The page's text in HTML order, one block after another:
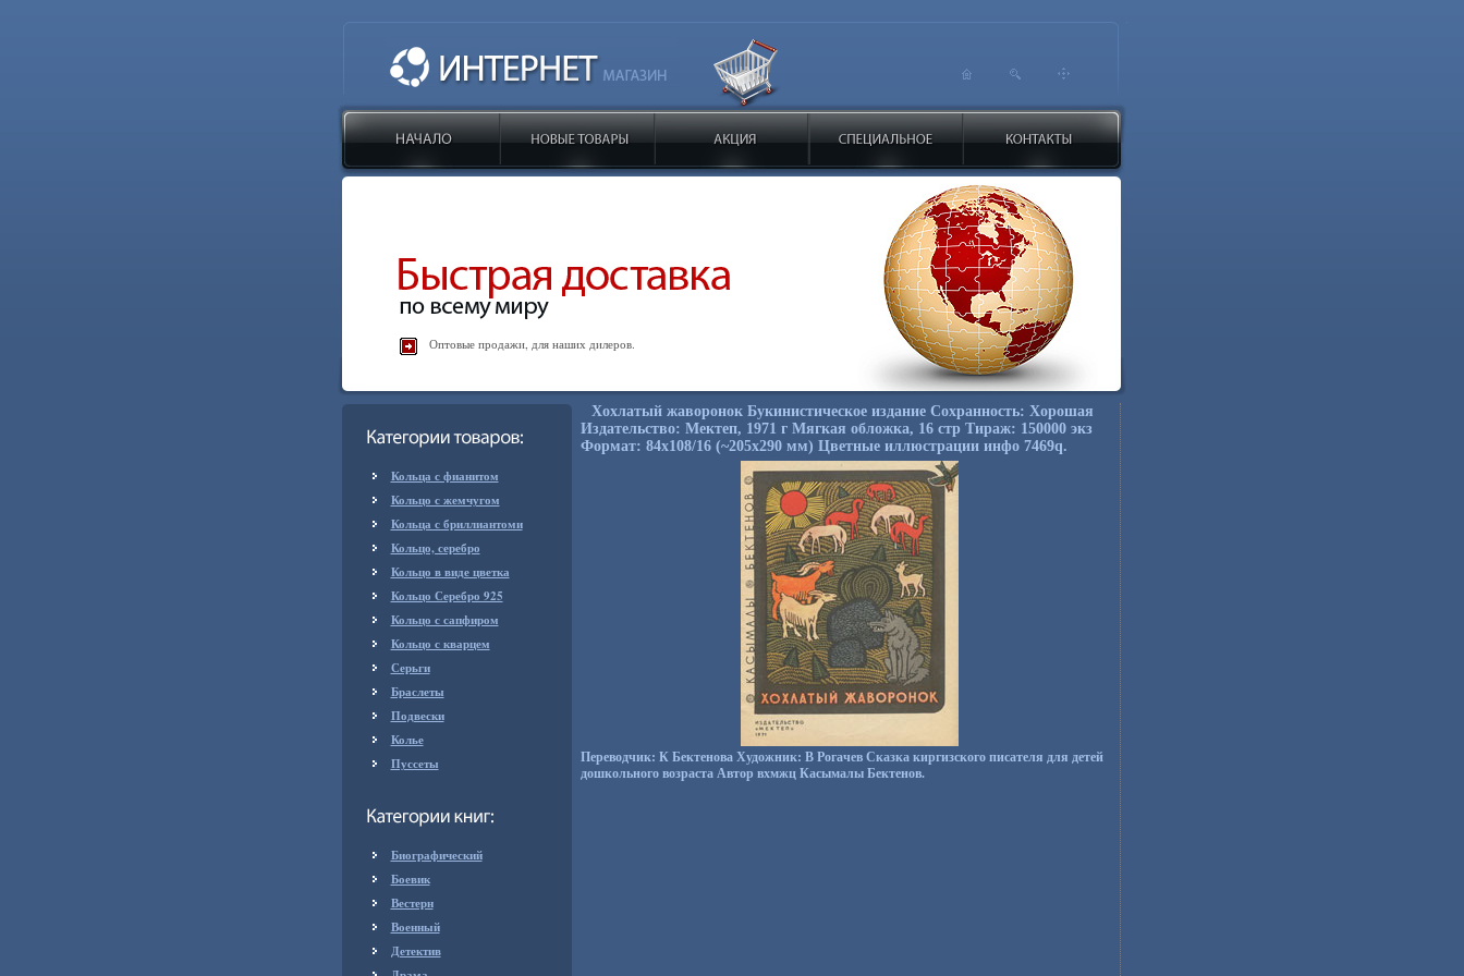
Оптовые продажи, для наших дилеров.
Кольца с фианитом
Кольцо с жемчугом
Кольца с бриллиантоми
Кольцо, серебро
Кольцо в виде цветка
Кольцо Серебро 925
Кольцо с сапфиром
Кольцо с кварцем
Серьги
Браслеты
Подвески
Колье
Пуссеты
Биографический
Боевик
Вестерн
Военный
Детектив
Хохлатый жаворонок Букинистическое издание Сохранность: Хорошая
Издательство: Мектеп, 1971 г Мягкая обложка, 16 стр Тираж: 150000 экз
Формат: 84x108/16 (~205х290 мм) Цветные иллюстрации инфо 7469q.
Переводчик: К Бектенова Художник: В Рогачев Сказка киргизского писателя для детей
дошкольного возраста Автор вхмжц Касымалы Бектенов.